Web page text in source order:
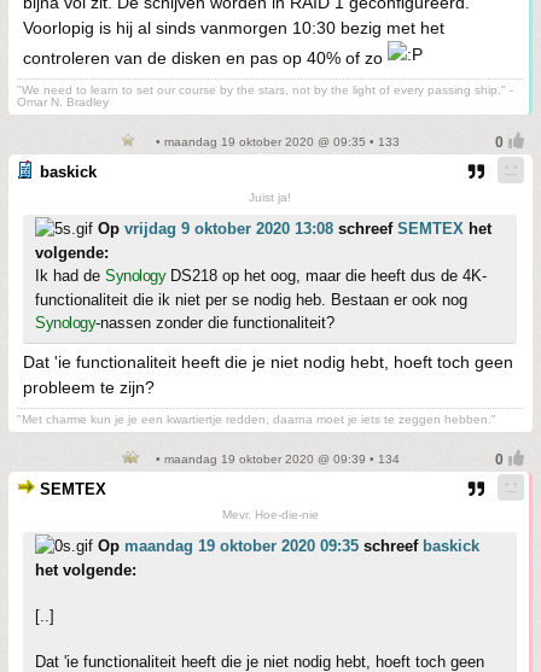
Voorlopig is hij al sinds vanmorgen 10:30 bezig met het
controleren van de disken en pas op 40% of zo
"We need to learn to set our course by the stars, not by the light of every passing ship." -
Omar N. Bradley
• maandag 19 oktober 2020 @ 09:35 • 133
baskick
Juist ja!
Op vrijdag 9 oktober 2020 13:08 schreef SEMTEX het
volgende:
Ik had de SynologyDS218 op het oog, maar die heeft dus de 4K-
functionaliteit die ik niet per se nodig heb. Bestaan er ook nog
Synology-nassen zonder die functionaliteit?
Dat 'ie functionaliteit heeft die je niet nodig hebt, hoeft toch geen
probleem te zijn?
"Met charme kun je je een kwartiertje redden, daarna moet je iets te zeggen hebben."
• maandag 19 oktober 2020 @ 09:39 • 134
SEMTEX
Mevr. Hoe-die-nie
Op maandag 19 oktober 2020 09:35 schreef baskick
het volgende:
[..]
Dat 'ie functionaliteit heeft die je niet nodig hebt, hoeft toch geen